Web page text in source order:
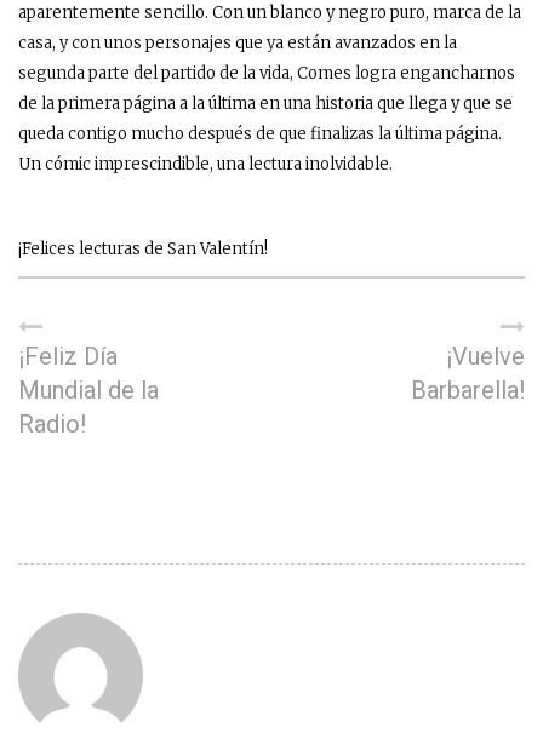
aparentemente sencillo. Con un blanco y negro puro, marca de la
casa, y con unos personajes que ya están avanzados en la
segunda parte del partido de la vida, Comes logra engancharnos
de la primera página a la última en una historia que llega y que se
queda contigo mucho después de que finalizas la última página.
Un cómic imprescindible, una lectura inolvidable.
¡Felices lecturas de San Valentín!
¡Feliz Día
Mundial de la
Radio!
¡Vuelve
Barbarella!